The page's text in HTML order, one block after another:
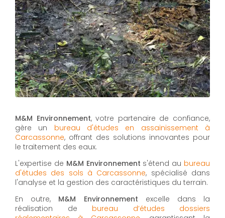
M&M Environnement, votre partenaire de confiance,
gère un bureau d'études en assainissement à
Carcassonne, offrant des solutions innovantes pour
le traitement des eaux.
L'expertise de M&M Environnement s'étend au bureau
d'études des sols à Carcassonne, spécialisé dans
l'analyse et la gestion des caractéristiques du terrain.
En outre, M&M Environnement excelle dans la
réalisation de bureau d’études dossiers